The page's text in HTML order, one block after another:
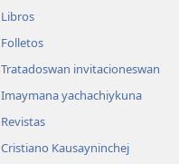
Libros
Folletos
Tratadoswan invitacioneswan
Imaymana yachachiykuna
Revistas
Cristiano Kausayninchej